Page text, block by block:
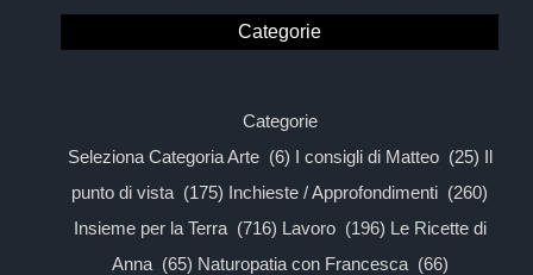
Categorie
Categorie
Seleziona Categoria Arte (6) I consigli di Matteo (25) Il
punto di vista (175) Inchieste / Approfondimenti (260)
Insieme per la Terra (716) Lavoro (196) Le Ricette di
Anna (65) Naturopatia con Francesca (66)